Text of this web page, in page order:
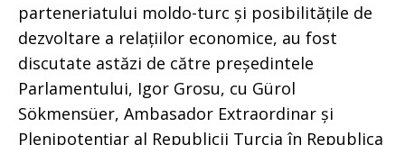
parteneriatului moldo-turc și posibilitățile de
dezvoltare a relațiilor economice, au fost
discutate astăzi de către președintele
Parlamentului, Igor Grosu, cu Gürol
Sökmensüer, Ambasador Extraordinar și
Plenipotențiar al Republicii Turcia în Republica